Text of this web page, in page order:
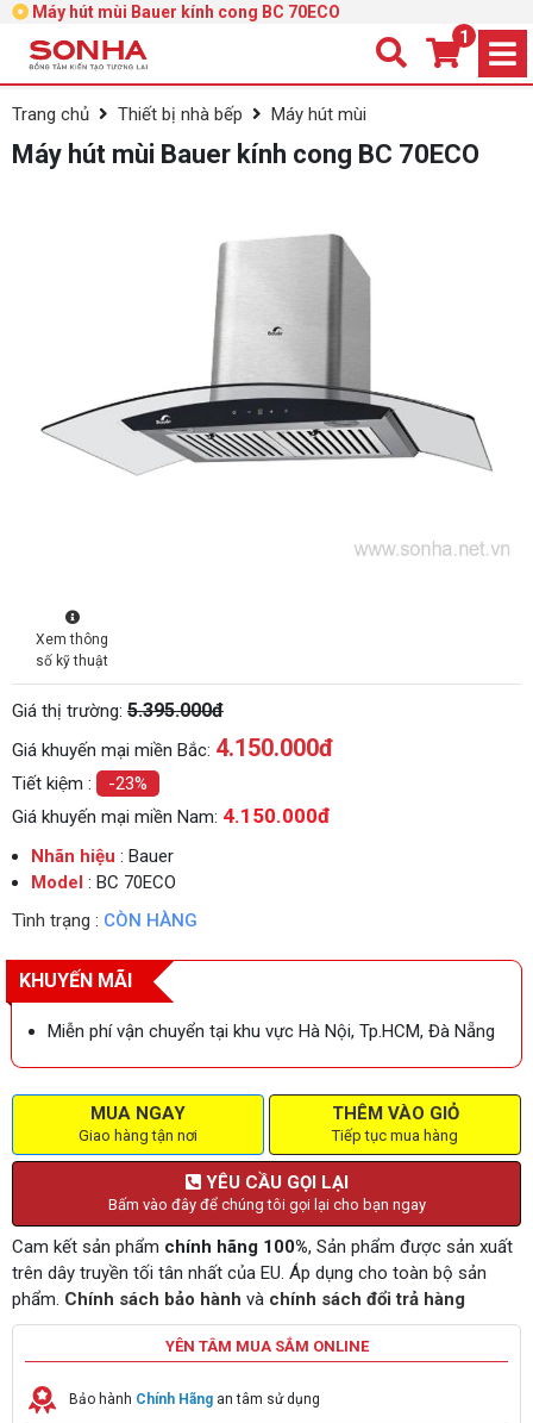
Máy hút mùi Bauer kính cong BC 70ECO
1
Trang chủ Thiết bị nhà bếp Máy hút mùi
Máy hút mùi Bauer kính cong BC 70ECO
Xem thông
số kỹ thuật
Giá thị trường: 5.395.000đ
Giá khuyến mại miền Bắc: 4.150.000đ
Tiết kiệm :
-23%
Giá khuyến mại miền Nam: 4.150.000đ
Nhãn hiệu : Bauer
Model : BC 70ECO
Tình trạng : CÒN HÀNG
KHUYẾN MÃI
Miễn phí vận chuyển tại khu vực Hà Nội, Tp.HCM, Đà Nẵng
MUA NGAY
Giao hàng tận nơi
THÊM VÀO GIỎ
Tiếp tục mua hàng
YÊU CẦU GỌI LẠI
Bấm vào đây để chúng tôi gọi lại cho bạn ngay
Cam kết sản phẩm chính hãng 100%, Sản phẩm được sản xuất
trên dây truyền tối tân nhất của EU. Áp dụng cho toàn bộ sản
phẩm. Chính sách bảo hành và chính sách đổi trả hàng
YÊN TÂM MUA SẮM ONLINE
Bảo hành Chính Hãng an tâm sử dụng